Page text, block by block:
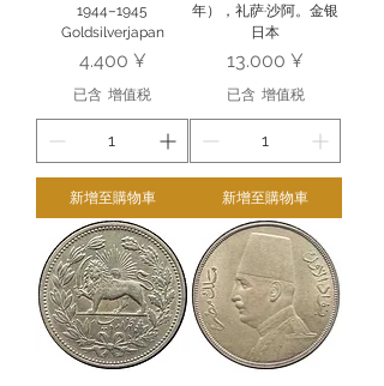
1944–1945
Goldsilverjapan
價格
4.400 ¥
已含 增值税
新增至購物車
年），礼萨·沙阿。金银
日本
價格
13.000 ¥
已含 增值税
新增至購物車